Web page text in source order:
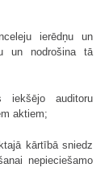
ierēdņu un
un nodrošina tā
iekšējo auditoru
aktiem;
kārtībā sniedz
nepieciešamo